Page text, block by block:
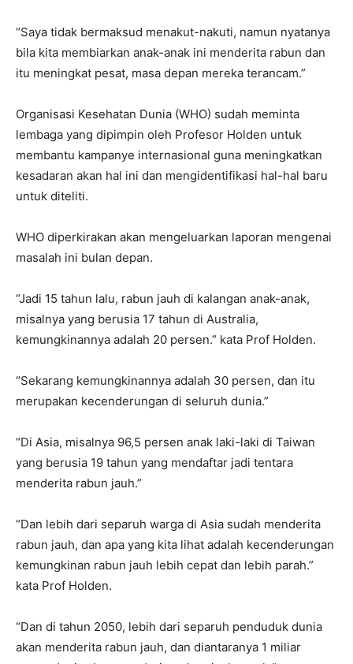
“Saya tidak bermaksud menakut-nakuti, namun nyatanya
bila kita membiarkan anak-anak ini menderita rabun dan
itu meningkat pesat, masa depan mereka terancam.”
Organisasi Kesehatan Dunia (WHO) sudah meminta
lembaga yang dipimpin oleh Profesor Holden untuk
membantu kampanye internasional guna meningkatkan
kesadaran akan hal ini dan mengidentifikasi hal-hal baru
untuk diteliti.
WHO diperkirakan akan mengeluarkan laporan mengenai
masalah ini bulan depan.
“Jadi 15 tahun lalu, rabun jauh di kalangan anak-anak,
misalnya yang berusia 17 tahun di Australia,
kemungkinannya adalah 20 persen.” kata Prof Holden.
“Sekarang kemungkinannya adalah 30 persen, dan itu
merupakan kecenderungan di seluruh dunia.”
“Di Asia, misalnya 96,5 persen anak laki-laki di Taiwan
yang berusia 19 tahun yang mendaftar jadi tentara
menderita rabun jauh.”
“Dan lebih dari separuh warga di Asia sudah menderita
rabun jauh, dan apa yang kita lihat adalah kecenderungan
kemungkinan rabun jauh lebih cepat dan lebih parah.”
kata Prof Holden.
“Dan di tahun 2050, lebih dari separuh penduduk dunia
akan menderita rabun jauh, dan diantaranya 1 miliar